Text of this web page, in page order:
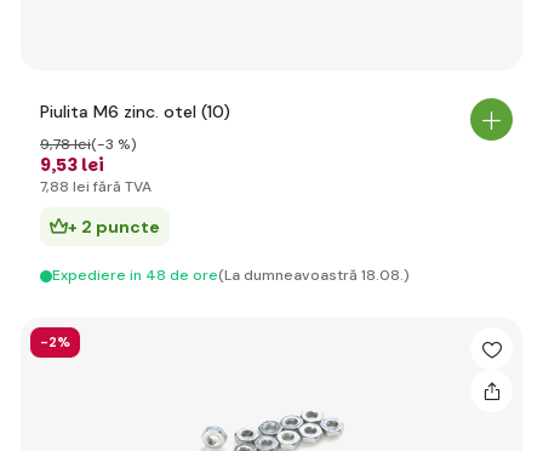
Piulita M6 zinc. otel (10)
9,53 lei
9,78 lei(-3 %)
7,88 lei fără TVA
+ 2 puncte
Expediere in 48 de ore(La dumneavoastră 18.08.)
-2%